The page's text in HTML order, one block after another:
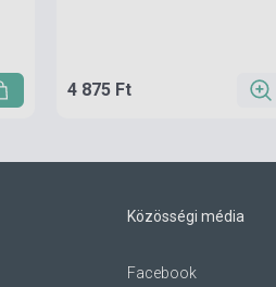
4 875 Ft
Közösségi média
Facebook